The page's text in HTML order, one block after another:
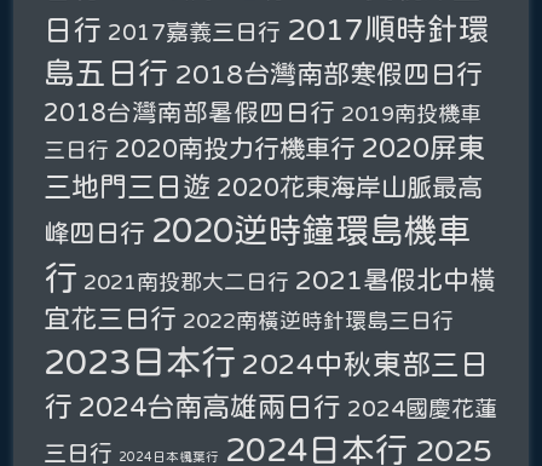
日行 2017嘉義三日行 2017順時針環
島五日行 2018台灣南部寒假四日行
2018台灣南部暑假四日行 2019南投機車
三日行 2020南投力行機車行 2020屏東
三地門三日遊 2020花東海岸山脈最高
峰四日行 2020逆時鐘環島機車
行 2021南投郡大二日行 2021暑假北中橫
宜花三日行 2022南橫逆時針環島三日行
2023日本行 2024中秋東部三日
行 2024台南高雄兩日行 2024國慶花蓮
三日行 2024日本楓葉行 2024日本行 2025